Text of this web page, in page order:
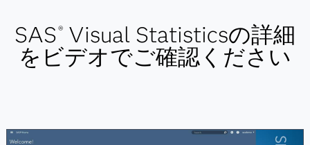
SAS ® Visual Statisticsの詳細
をビデオでご確認ください